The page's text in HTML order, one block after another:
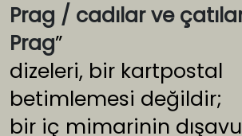
Prag / cadılar ve
Prag”
dizeleri, bir kartpostal
betimlemesi değildir;
bir iç mimarinin